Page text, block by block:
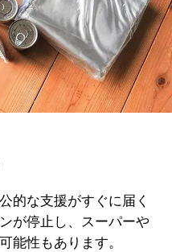
的な支援がすぐに届く
が停止し、スーパーや
能性もあります。